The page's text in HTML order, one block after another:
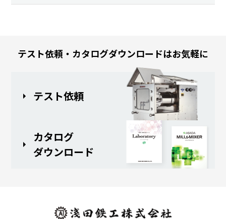
テスト依頼・カタログダウンロードはお気軽に
テスト依頼
カタログ
ダウンロード